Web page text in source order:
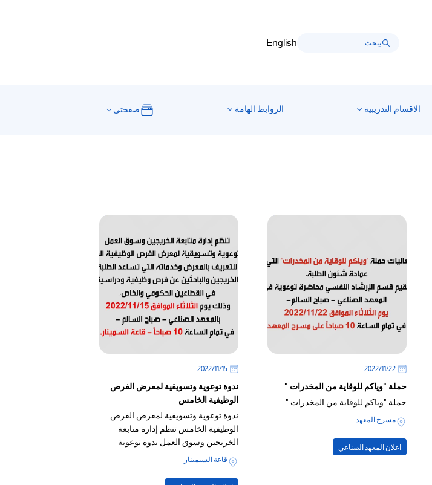
English
الاقسام التدريبية الروابط الهامة صفحتي
22‏/11‏/2022
حملة "وياكم للوقاية من المخدرات "
حملة "وياكم للوقاية من المخدرات "
مسرح المعهد
اعلان المعهد الصناعي
15‏/11‏/2022
ندوة توعوية وتسويقية لمعرض الفرص
الوظيفية الخامس
ندوة توعوية وتسويقية لمعرض الفرص
الوظيفية الخامس تنظم إدارة متابعة
الخريجين وسوق العمل ندوة توعوية
وتسويقية لمعرض الفرص الوظيفية
الخامس في المعهد.
قاعة السيمينار